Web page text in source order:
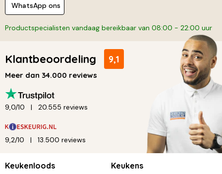
WhatsApp ons
Productspecialisten vandaag bereikbaar van 08:00 - 22:00 uur
Klantbeoordeling 9,1
Meer dan 34.000 reviews
9,0/10 20.555 reviews
9,2/10 13.500 reviews
Keukenloods Keukens